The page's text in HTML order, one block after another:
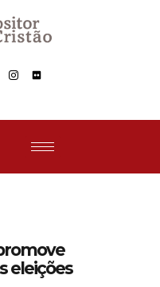
eleições